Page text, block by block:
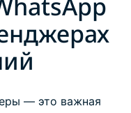
— это важная